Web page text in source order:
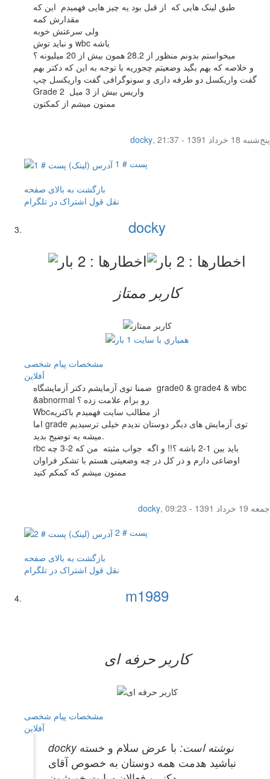
طبق لینک هایی که از قبل بود یه چیز هایی فهمیدم این که
مقدارش کمه
ولی سرعتش خوبه
و نباید توش wbc باشه
میخواستم بدونم منظور از 28.2 همون بیش از 20 میلیونه ؟
و خلاصه که بهم بگید وضعیتم چجوریه با توجه به این که دکتر بهم
گفت واریکسل دو طرفه داری و سونوگرافی گفت واریکسل چپ
Grade 2 واریس بیش از 3 میل
ممنون میشم از کمکتون
docky,
پنج‌شنبه 18 خرداد 1391 - 21:37
پست # 1
بازگشت به بالای صفحه
نقل قول اشتراک در تلگرام
docky
کاربر ممتاز
مشخصات پیام شخصی
آفلاين
ضمنا توی آزمایشم دکتر آزمایشگاه grade0 & grade4 & wbc
&abnormal رو برام علامت زده ؟
Wbcاز مطالب سایت فهمیدم باکتریه
اما grade توی آزمایش های دیگر دوستان ندیدم خیلی ترسیدیم
میشه یه توضیح بدید.
rbc باید بین 1-2 باشه ؟!! و اگه جواب مثبته من که 2-3 چه
اوضاعی دارم و در کل در چه وضعیتی هستم با تشکر فراوان
ممنون میشم که کمکم کنید
docky,
جمعه 19 خرداد 1391 - 09:23
پست # 2
بازگشت به بالای صفحه
نقل قول اشتراک در تلگرام
m1989
کاربر حرفه ای
مشخصات پیام شخصی
آفلاين
docky نوشته است: با عرض سلام و خسته
نباشید هدمت همه دوستان به خصوص آقای